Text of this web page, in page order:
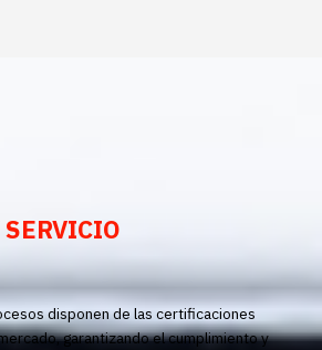
SERVICIO
disponen de las certificaciones
garantizando el cumplimiento y